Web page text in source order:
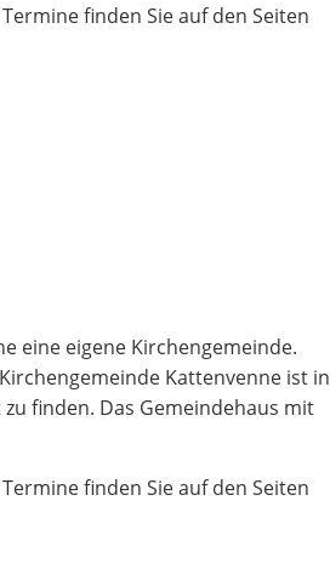
finden Sie auf den Seiten
eine eigene Kirchengemeinde.
Kattenvenne ist in
finden. Das Gemeindehaus mit
finden Sie auf den Seiten